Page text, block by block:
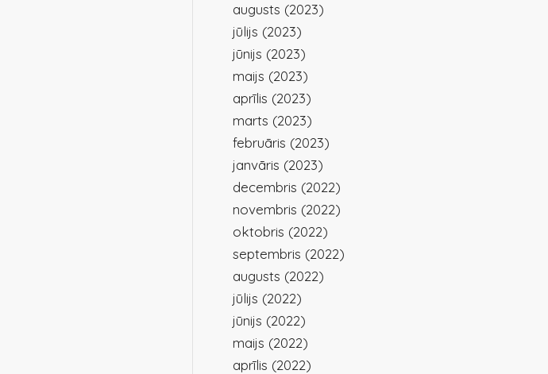
augusts (2023)
jūlijs (2023)
jūnijs (2023)
maijs (2023)
aprīlis (2023)
marts (2023)
februāris (2023)
janvāris (2023)
decembris (2022)
novembris (2022)
oktobris (2022)
septembris (2022)
augusts (2022)
jūlijs (2022)
jūnijs (2022)
maijs (2022)
aprīlis (2022)